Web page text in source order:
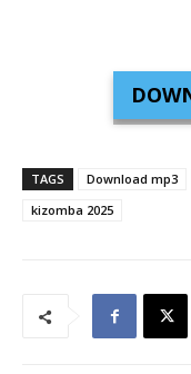
TAGS Download mp3
kizomba 2025